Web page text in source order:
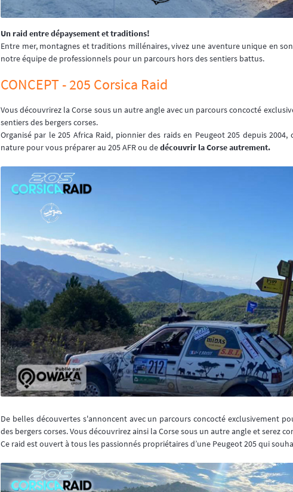
Un raid entre dépaysement et traditions!
Entre mer, montagnes et traditions millénaires, vivez une aventure unique en
notre équipe de professionnels pour un parcours hors des sentiers battus.
CONCEPT - 205 Corsica Raid
Vous découvrirez la Corse sous un autre angle avec un parcours concocté
sentiers des bergers corses.
Organisé par le 205 Africa Raid, pionnier des raids en Peugeot 205 depuis
nature pour vous préparer au 205 AFR ou dedécouvrir la Corse autrement.
De belles découvertes s'annoncent avec un parcours concocté exclusivement
des bergers corses. Vous découvrirez ainsi la Corse sous un autre angle et serez
Ce raid est ouvert à tous les passionnés propriétaires d’une Peugeot 205 qui